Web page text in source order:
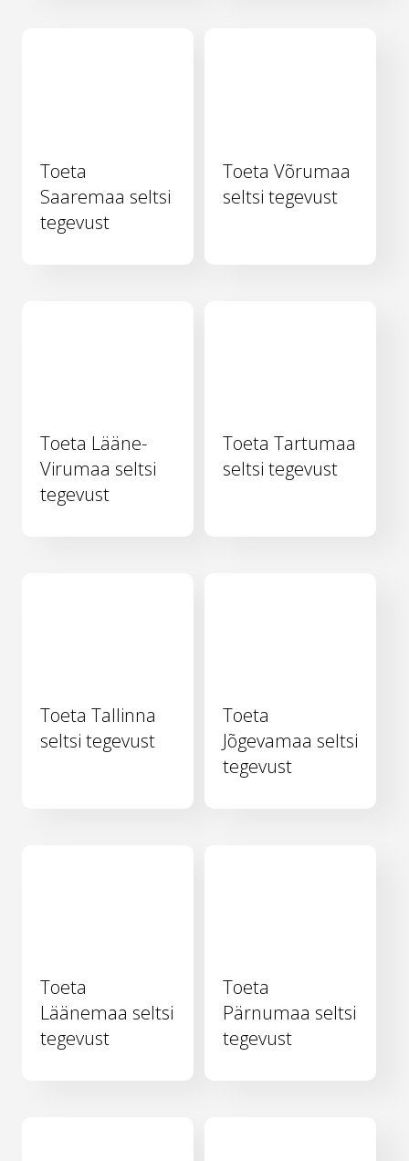
Toeta
Saaremaa seltsi
tegevust
Toeta Võrumaa
seltsi tegevust
Toeta Lääne-
Virumaa seltsi
tegevust
Toeta Tartumaa
seltsi tegevust
Toeta Tallinna
seltsi tegevust
Toeta
Jõgevamaa seltsi
tegevust
Toeta
Läänemaa seltsi
tegevust
Toeta
Pärnumaa seltsi
tegevust